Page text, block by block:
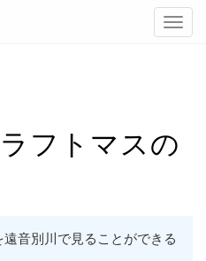
T
o
a
t
フトマスの
音別川で見ることができる